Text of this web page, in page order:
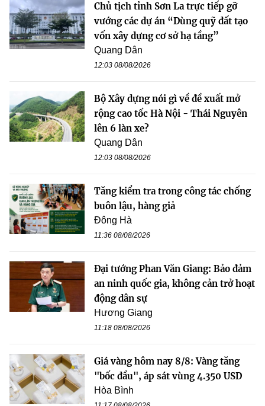
Chủ tịch tỉnh Sơn La trực tiếp gỡ
vướng các dự án “Dùng quỹ đất tạo
vốn xây dựng cơ sở hạ tầng”
Quang Dân
12:03 08/08/2026
Bộ Xây dựng nói gì về đề xuất mở
rộng cao tốc Hà Nội - Thái Nguyên
lên 6 làn xe?
Quang Dân
12:03 08/08/2026
Tăng kiểm tra trong công tác chống
buôn lậu, hàng giả
Đông Hà
11:36 08/08/2026
Đại tướng Phan Văn Giang: Bảo đảm
an ninh quốc gia, không cản trở hoạt
động dân sự
Hương Giang
11:18 08/08/2026
Giá vàng hôm nay 8/8: Vàng tăng
"bốc đầu", áp sát vùng 4.350 USD
Hòa Bình